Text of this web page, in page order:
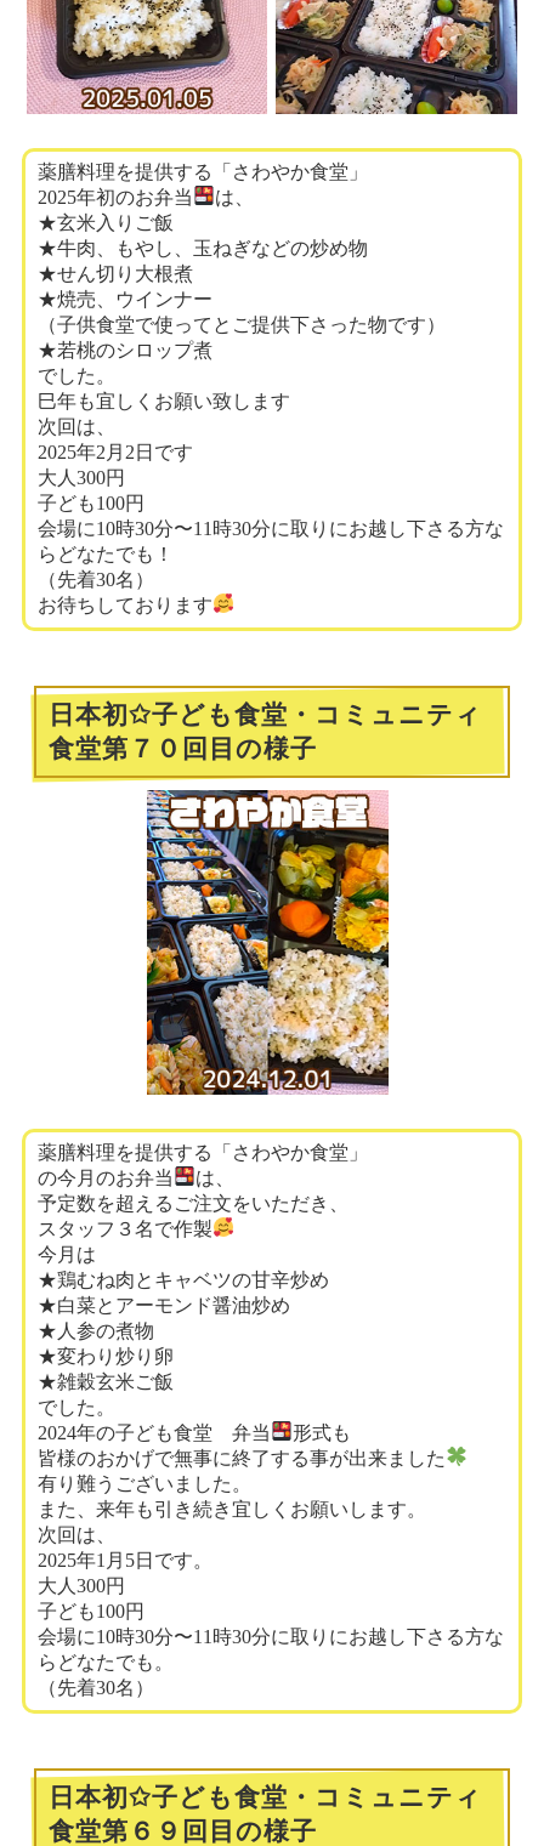
薬膳料理を提供する「さわやか食堂」
2025年初のお弁当
は、
★玄米入りご飯
★牛肉、もやし、玉ねぎなどの炒め物
★せん切り大根煮
★焼売、ウインナー
（子供食堂で使ってとご提供下さった物です）
★若桃のシロップ煮
でした。
巳年も宜しくお願い致します
次回は、
2025年2月2日です
大人300円
子ども100円
会場に10時30分〜11時30分に取りにお越し下さる方な
らどなたでも！
（先着30名）
お待ちしております
日本初✩子ども食堂・コミュニティ
食堂第７０回目の様子
薬膳料理を提供する「さわやか食堂」
の今月のお弁当
は、
予定数を超えるご注文をいただき、
スタッフ３名で作製
今月は
★鶏むね肉とキャベツの甘辛炒め
★白菜とアーモンド醤油炒め
★人参の煮物
★変わり炒り卵
★雑穀玄米ご飯
でした。
2024年の子ども食堂 弁当
形式も
皆様のおかげで無事に終了する事が出来ました
有り難うございました。
また、来年も引き続き宜しくお願いします。
次回は、
2025年1月5日です。
大人300円
子ども100円
会場に10時30分〜11時30分に取りにお越し下さる方な
らどなたでも。
（先着30名）
日本初✩子ども食堂・コミュニティ
食堂第６９回目の様子